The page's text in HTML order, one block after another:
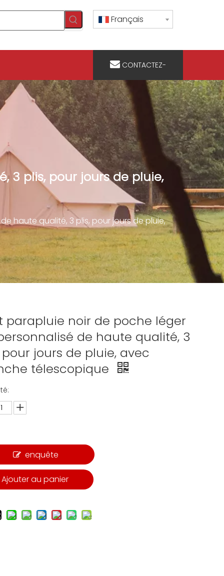
Français
CONTACTEZ-
NOUS
3 plis, pour jours de pluie,
haute qualité, 3 plis, pour jours de pluie,
parapluie noir de poche léger
de haute qualité, 3
pour jours de pluie, avec
télescopique
enquête
Ajouter au panier